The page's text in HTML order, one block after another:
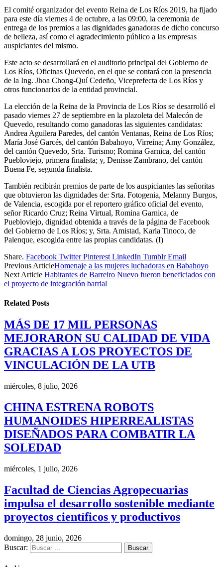
El comité organizador del evento Reina de Los Ríos 2019, ha fijado
para este día viernes 4 de octubre, a las 09:00, la ceremonia de
entrega de los premios a las dignidades ganadoras de dicho concurso
de belleza, así como el agradecimiento público a las empresas
auspiciantes del mismo.
Este acto se desarrollará en el auditorio principal del Gobierno de
Los Ríos, Oficinas Quevedo, en el que se contará con la presencia
de la Ing. Jhoa Chong-Quí Cedeño, Viceprefecta de Los Ríos y
otros funcionarios de la entidad provincial.
La elección de la Reina de la Provincia de Los Ríos se desarrolló el
pasado viernes 27 de septiembre en la plazoleta del Malecón de
Quevedo, resultando como ganadoras las siguientes candidatas:
Andrea Aguilera Paredes, del cantón Ventanas, Reina de Los Ríos;
María José Garcés, del cantón Babahoyo, Virreina; Amy González,
del cantón Quevedo, Srta. Turismo; Romina Garnica, del cantón
Puebloviejo, primera finalista; y, Denisse Zambrano, del cantón
Buena Fe, segunda finalista.
También recibirán premios de parte de los auspiciantes las señoritas
que obtuvieron las dignidades de: Srta. Fotogenia, Melanny Burgos,
de Valencia, escogida por el reportero gráfico oficial del evento,
señor Ricardo Cruz; Reina Virtual, Romina Garnica, de
Puebloviejo, dignidad obtenida a través de la página de Facebook
del Gobierno de Los Ríos; y, Srta. Amistad, Karla Tinoco, de
Palenque, escogida entre las propias candidatas. (I)
Share. Facebook Twitter Pinterest LinkedIn Tumblr Email
Previous ArticleHomenaje a las mujeres luchadoras en Babahoyo
Next Article Habitantes de Barreiro Nuevo fueron beneficiados con
el proyecto de integración barrial
Related Posts
MÁS DE 17 MIL PERSONAS
MEJORARON SU CALIDAD DE VIDA
GRACIAS A LOS PROYECTOS DE
VINCULACIÓN DE LA UTB
miércoles, 8 julio, 2026
CHINA ESTRENA ROBOTS
HUMANOIDES HIPERREALISTAS
DISEÑADOS PARA COMBATIR LA
SOLEDAD
miércoles, 1 julio, 2026
Facultad de Ciencias Agropecuarias
impulsa el desarrollo sostenible mediante
proyectos científicos y productivos
domingo, 28 junio, 2026
Buscar: